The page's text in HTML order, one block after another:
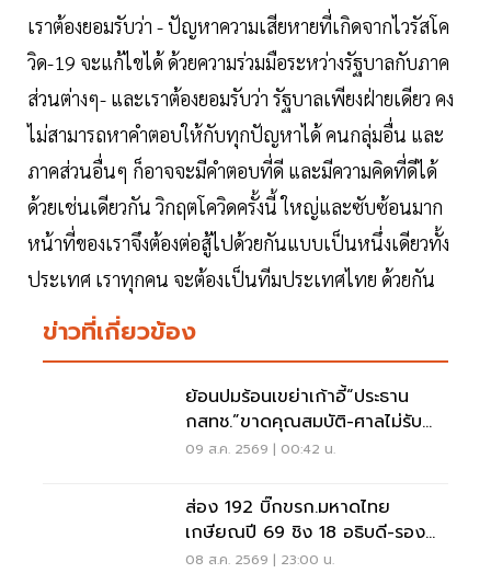
เราต้องยอมรับว่า - ปัญหาความเสียหายที่เกิดจากไวรัสโค
วิด-19 จะแก้ไขได้ ด้วยความร่วมมือระหว่างรัฐบาลกับภาค
ส่วนต่างๆ- และเราต้องยอมรับว่า รัฐบาลเพียงฝ่ายเดียว คง
ไม่สามารถหาคำตอบให้กับทุกปัญหาได้ คนกลุ่มอื่น และ
ภาคส่วนอื่นๆ ก็อาจจะมีคำตอบที่ดี และมีความคิดที่ดีได้
ด้วยเช่นเดียวกัน วิกฤตโควิดครั้งนี้ ใหญ่และซับซ้อนมาก
หน้าที่ของเราจึงต้องต่อสู้ไปด้วยกันแบบเป็นหนึ่งเดียวทั้ง
ประเทศ เราทุกคน จะต้องเป็นทีมประเทศไทย ด้วยกัน
ข่าวที่เกี่ยวข้อง
ย้อนปมร้อนเขย่าเก้าอี้“ประธาน
กสทช.”ขาดคุณสมบัติ-ศาลไม่รับคำ
ฟ้อง
09 ส.ค. 2569 | 00:42 น.
ส่อง 192 บิ๊กขรก.มหาดไทย
เกษียณปี 69 ชิง 18 อธิบดี-รอง
ปลัด-ผู้ว่าฯ
08 ส.ค. 2569 | 23:00 น.